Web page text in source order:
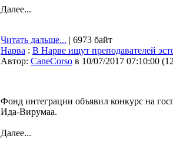
Далее...
Читать дальше... | 6973 байт
Нарва : В Нарве ищут преподавателей
Автор: CaneCorso в 10/07/2017 07:10:00 (
Фонд интеграции объявил конкурс на
Ида-Вирумаа.
Далее...